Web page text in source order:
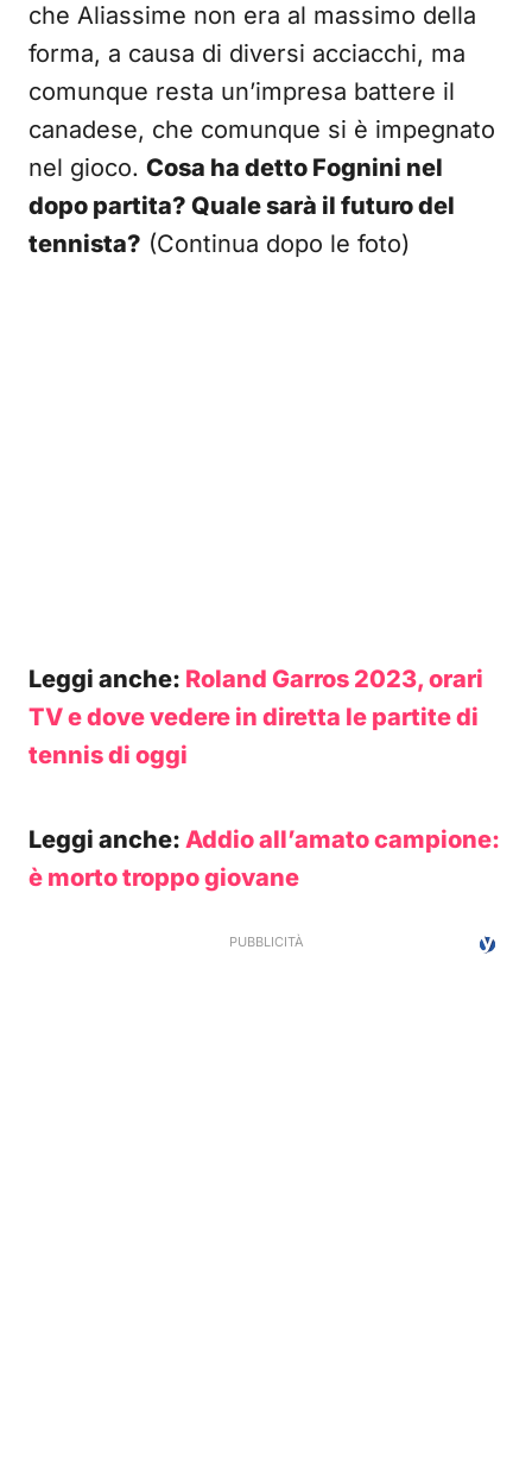
che Aliassime non era al massimo della
forma, a causa di diversi acciacchi, ma
comunque resta un’impresa battere il
canadese, che comunque si è impegnato
nel gioco. Cosa ha detto Fognini nel
dopo partita? Quale sarà il futuro del
tennista? (Continua dopo le foto)
Leggi anche: Roland Garros 2023, orari
TV e dove vedere in diretta le partite di
tennis di oggi
Leggi anche: Addio all’amato campione:
è morto troppo giovane